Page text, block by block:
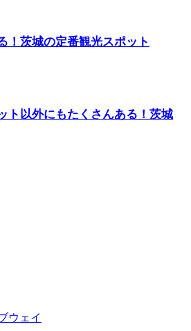
！茨城の定番観光スポット
ト以外にもたくさんある！茨城